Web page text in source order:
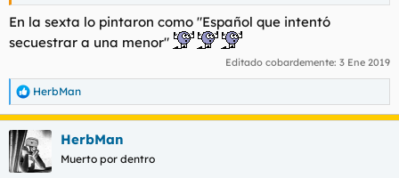
En la sexta lo pintaron como "Español que intentó
secuestrar a una menor"
Editado cobardemente: 3 Ene 2019
R
e
a
c
c
i
HerbMan
HerbMan
Muerto por dentro